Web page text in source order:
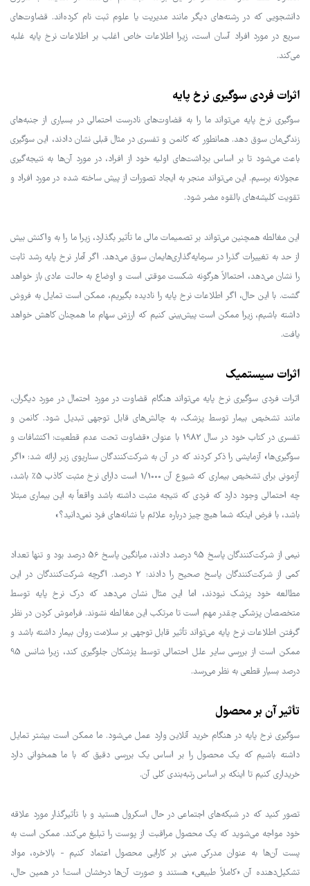
دانشجویی که در رشته‌های دیگر مانند مدیریت یا علوم ثبت نام کرده‌اند. قضاوت‌های
سریع در مورد افراد آسان است، زیرا اطلاعات خاص اغلب بر اطلاعات نرخ پایه غلبه
می‌کند.
اثرات فردی سوگیری نرخ پایه
سوگیری نرخ پایه می‌تواند ما را به قضاوت‌های نادرست احتمالی در بسیاری از جنبه‌های
زندگی‌مان سوق دهد. همانطور که کانمن و تفسری در مثال قبلی نشان دادند، این سوگیری
باعث می‌شود تا بر اساس برداشت‌های اولیه خود از افراد، در مورد آن‌ها به نتیجه‌گیری
عجولانه برسیم. این می‌تواند منجر به ایجاد تصورات از پیش ساخته شده در مورد افراد و
تقویت کلیشه‌های بالقوه مضر شود.
این مغالطه همچنین می‌تواند بر تصمیمات مالی ما تأثیر بگذارد، زیرا ما را به واکنش بیش
از حد به تغییرات گذرا در سرمایه‌گذاری‌هایمان سوق می‌دهد. اگر آمار نرخ پایه رشد ثابت
را نشان می‌دهد، احتمالاً هرگونه شکست موقتی است و اوضاع به حالت عادی باز خواهد
گشت. با این حال، اگر اطلاعات نرخ پایه را نادیده بگیریم، ممکن است تمایل به فروش
داشته باشیم، زیرا ممکن است پیش‌بینی کنیم که ارزش سهام ما همچنان کاهش خواهد
یافت.
اثرات سیستمیک
اثرات فردی سوگیری نرخ پایه می‌تواند هنگام قضاوت در مورد احتمال در مورد دیگران،
مانند تشخیص بیمار توسط پزشک، به چالش‌های قابل توجهی تبدیل شود. کانمن و
تفسری در کتاب خود در سال 1982 با عنوان «قضاوت تحت عدم قطعیت: اکتشافات و
سوگیری‌ها» آزمایشی را ذکر کردند که در آن به شرکت‌کنندگان سناریوی زیر ارائه شد: «اگر
آزمونی برای تشخیص بیماری که شیوع آن 1/1000 است دارای نرخ مثبت کاذب 5٪ باشد،
چه احتمالی وجود دارد که فردی که نتیجه مثبت داشته باشد واقعاً به این بیماری مبتلا
باشد، با فرض اینکه شما هیچ چیز درباره علائم یا نشانه‌های فرد نمی‌دانید؟»
نیمی از شرکت‌کنندگان پاسخ 95 درصد دادند، میانگین پاسخ 56 درصد بود و تنها تعداد
کمی از شرکت‌کنندگان پاسخ صحیح را دادند: 2 درصد. اگرچه شرکت‌کنندگان در این
مطالعه خود پزشک نبودند، اما این مثال نشان می‌دهد که درک نرخ پایه توسط
متخصصان پزشکی چقدر مهم است تا مرتکب این مغالطه نشوند. فراموش کردن در نظر
گرفتن اطلاعات نرخ پایه می‌تواند تأثیر قابل توجهی بر سلامت روان بیمار داشته باشد و
ممکن است از بررسی سایر علل احتمالی توسط پزشکان جلوگیری کند، زیرا شانس 95
درصد بسیار قطعی به نظر می‌رسد.
تأثیر آن بر محصول
سوگیری نرخ پایه در هنگام خرید آنلاین وارد عمل می‌شود. ما ممکن است بیشتر تمایل
داشته باشیم که یک محصول را بر اساس یک بررسی دقیق که با ما همخوانی دارد
خریداری کنیم تا اینکه بر اساس رتبه‌بندی کلی آن.
تصور کنید که در شبکه‌های اجتماعی در حال اسکرول هستید و با تأثیرگذار مورد علاقه
خود مواجه می‌شوید که یک محصول مراقبت از پوست را تبلیغ می‌کند. ممکن است به
پست آن‌ها به عنوان مدرکی مبنی بر کارایی محصول اعتماد کنیم - بالاخره، مواد
تشکیل‌دهنده آن «کاملاً طبیعی» هستند و صورت آن‌ها درخشان است! در همین حال،